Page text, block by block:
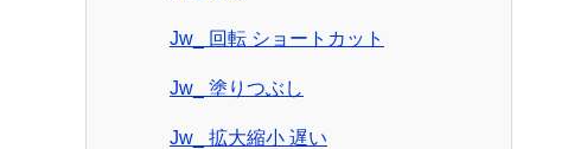
Jw_ 回転 ショートカット
Jw_ 塗りつぶし
Jw_ 拡大縮小 遅い